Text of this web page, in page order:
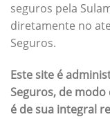
seguros pela
diretamente no
Seguros.
Este site é
Seguros, de
é de sua integral